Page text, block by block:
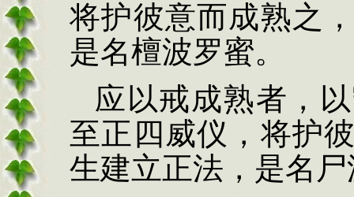
将护彼意而成熟之
是名檀波罗蜜。
应以戒成熟者，
至正四威仪，将护
生建立正法，是名